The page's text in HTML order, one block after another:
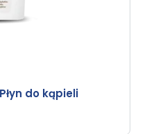
do kąpieli